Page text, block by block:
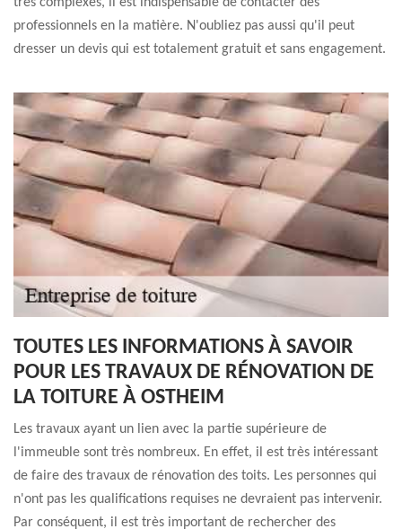
professionnels en la matière. N'oubliez pas aussi qu'il peut
dresser un devis qui est totalement gratuit et sans engagement.
TOUTES LES INFORMATIONS À SAVOIR
POUR LES TRAVAUX DE RÉNOVATION DE
LA TOITURE À OSTHEIM
Les travaux ayant un lien avec la partie supérieure de
l'immeuble sont très nombreux. En effet, il est très intéressant
de faire des travaux de rénovation des toits. Les personnes qui
n'ont pas les qualifications requises ne devraient pas intervenir.
Par conséquent, il est très important de rechercher des